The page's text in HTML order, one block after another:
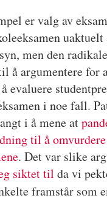
er valg av
uaktuelt
men den
å argumentere for
evaluere
i noe fall.
i å mene at
til å omvurdere
. Det var slike
siktet til da vi
framstår som